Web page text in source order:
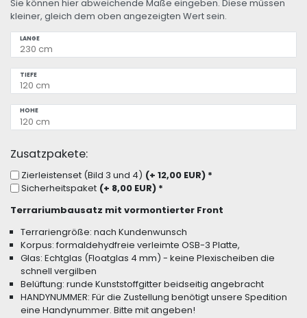
Sie können hier abweichende Maße eingeben. Diese müssen
kleiner, gleich dem oben angezeigten Wert sein.
LÄNGE
TIEFE
HÖHE
Zusatzpakete:
Zierleistenset (Bild 3 und 4) (+ 12,00 EUR)*
Sicherheitspaket (+ 8,00 EUR)*
Terrariumbausatz mit vormontierter Front
Terrariengröße: nach Kundenwunsch
Korpus: formaldehydfreie verleimte OSB-3 Platte,
Glas: Echtglas (Floatglas 4 mm) - keine Plexischeiben die
schnell vergilben
Belüftung: runde Kunststoffgitter beidseitig angebracht
HANDYNUMMER: Für die Zustellung benötigt unsere Spedition
eine Handynummer. Bitte mit angeben!